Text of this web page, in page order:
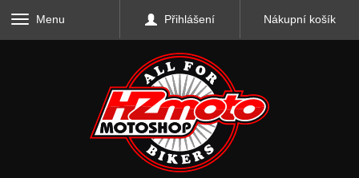
Menu Přihlášení Nákupní košík